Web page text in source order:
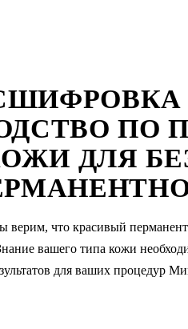
ПО
ДЛЯ
верим, что красивый
вашего типа кожи
для ваших процедур